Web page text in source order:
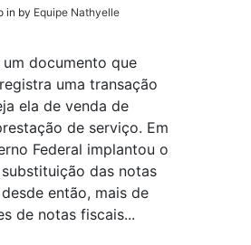
in by Equipe Nathyelle
documento que
uma transação
ela de venda de
de serviço. Em
Federal implantou o
das notas
então, mais de
de notas fiscais...